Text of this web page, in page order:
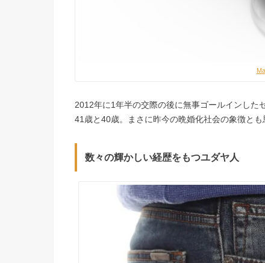
2012年に1年半の交際の後に無事ゴールインした
41歳と40歳。まさに昨今の晩婚化社会の象徴とも
数々の輝かしい経歴をもつユダヤ人